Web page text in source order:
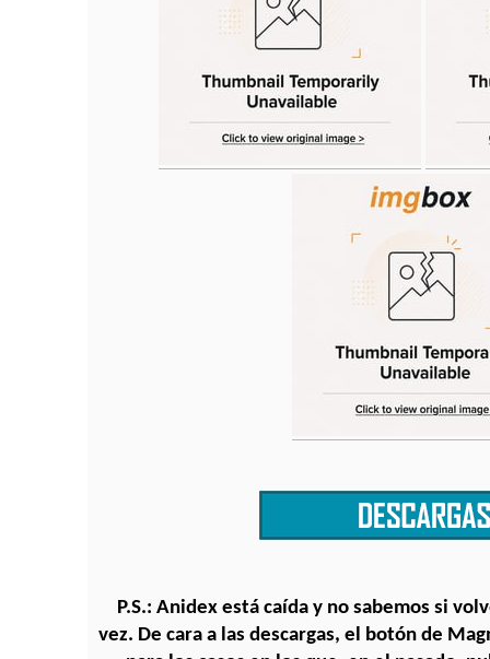
P.S.: Anidex está caída y no sabemos si
vez. De cara a las descargas, el botón de